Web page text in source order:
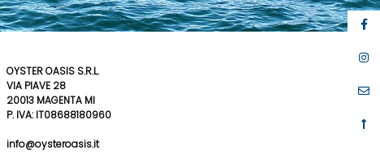
OYSTER OASIS S.R.L.
VIA PIAVE 28
20013 MAGENTA MI
P. IVA: IT08688180960
info@oysteroasis.it